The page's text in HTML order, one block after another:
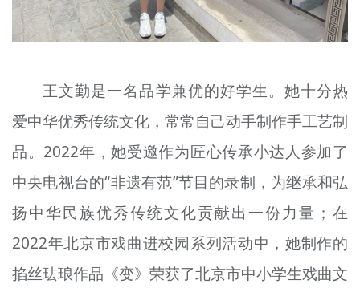
王文勤是一名品学兼优的好学生。她十分热
爱中华优秀传统文化，常常自己动手制作手工艺制
品。2022年，她受邀作为匠心传承小达人参加了
中央电视台的“非遗有范”节目的录制，为继承和弘
扬中华民族优秀传统文化贡献出一份力量；在
2022年北京市戏曲进校园系列活动中，她制作的
掐丝珐琅作品《变》荣获了北京市中小学生戏曲文